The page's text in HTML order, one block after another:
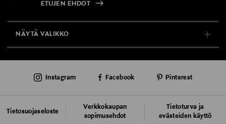
ETUJEN EHDOT
NÄYTÄ VALIKKO
AJANKOHTAISTA
Tietosuojaseloste
Verkkokaupan
sopimusehdot
Tietoturva ja
evästeiden käyttö
Instagram Facebook Pinterest